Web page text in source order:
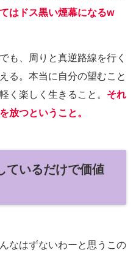
はドス黒い煙幕になるw
も、周りと真逆路線を行く
る。本当に自分の望むこと
く楽しく生きること。 それ
放つということ。
ているだけで価値
なはずないわーと思うこの